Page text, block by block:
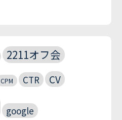
2211オフ会
CPM CTR CV
google